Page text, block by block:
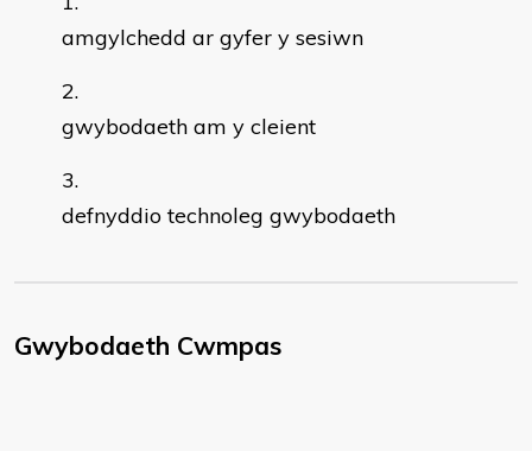
amgylchedd ar gyfer y sesiwn
gwybodaeth am y cleient
defnyddio technoleg gwybodaeth
Gwybodaeth Cwmpas